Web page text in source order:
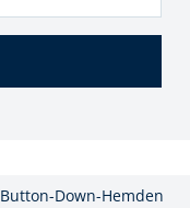
Button-Down-Hemden